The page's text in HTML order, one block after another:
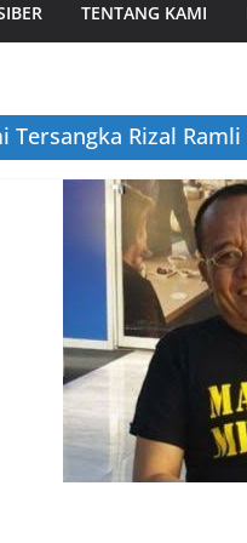
TENTANG KAMI
Tersangka Rizal